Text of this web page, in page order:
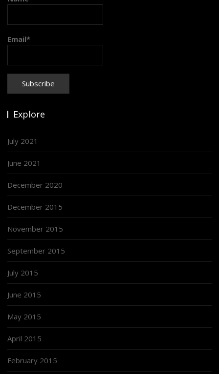
Email*
Explore
July 2021
June 2021
December 2020
December 2015
November 2015
September 2015
July 2015
June 2015
May 2015
April 2015
February 2015